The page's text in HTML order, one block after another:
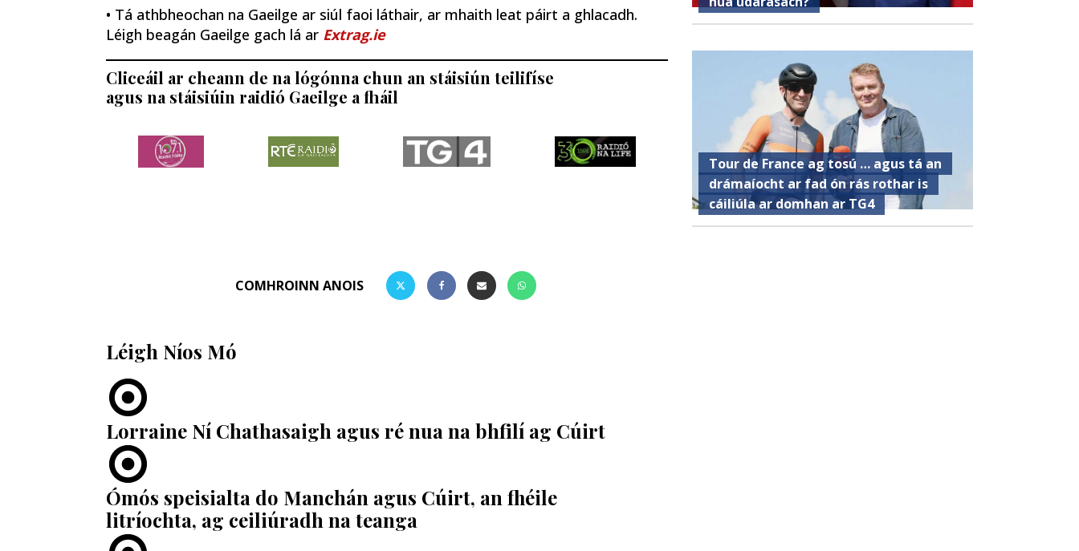
• Tá athbheochan na Gaeilge ar siúl faoi láthair, ar mhaith leat páirt a ghlacadh.
Léigh beagán Gaeilge gach lá ar Extrag.ie
Cliceáil ar cheann de na lógónna chun an stáisiún teilifíse
agus na stáisiúin raidió Gaeilge a fháil
COMHROINN ANOIS
Léigh Níos Mó
Lorraine Ní Chathasaigh agus ré nua na bhfilí ag Cúirt
​Ómós speisialta do Manchán agus Cúirt, an fhéile
litríochta, ag ceiliúradh na teanga
Tour de France ag tosú … agus tá an
drámaíocht ar fad ón rás rothar is
cáiliúla ar domhan ar TG4